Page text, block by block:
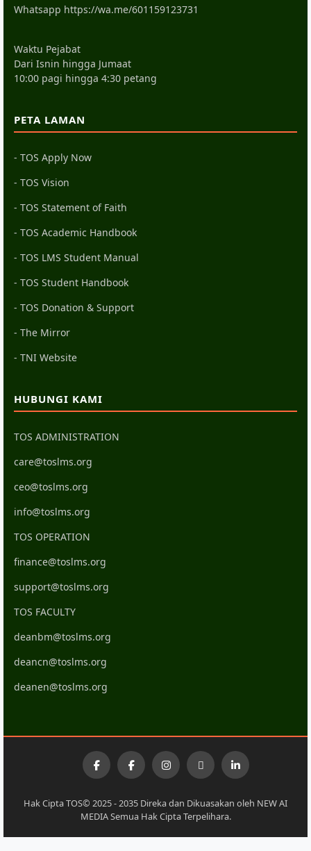
Whatsapp https://wa.me/601159123731
Waktu Pejabat
Dari Isnin hingga Jumaat
10:00 pagi hingga 4:30 petang
PETA LAMAN
- TOS Apply Now
- TOS Vision
- TOS Statement of Faith
- TOS Academic Handbook
- TOS LMS Student Manual
- TOS Student Handbook
- TOS Donation & Support
- The Mirror
- TNI Website
HUBUNGI KAMI
TOS ADMINISTRATION
care@toslms.org
ceo@toslms.org
info@toslms.org
TOS OPERATION
finance@toslms.org
support@toslms.org
TOS FACULTY
deanbm@toslms.org
deancn@toslms.org
deanen@toslms.org
Hak Cipta TOS© 2025 - 2035 Direka dan Dikuasakan oleh NEW AI
MEDIA Semua Hak Cipta Terpelihara.